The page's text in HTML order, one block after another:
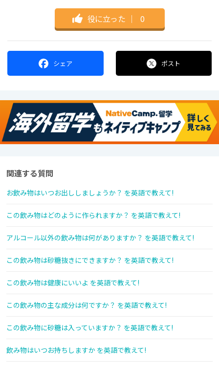
役に立った ｜ 0
シェア ポスト
関連する質問
お飲み物はいつお出ししましょうか？ を英語で教えて!
この飲み物はどのように作られますか？ を英語で教えて!
アルコール以外の飲み物は何がありますか？ を英語で教えて!
この飲み物は砂糖抜きにできますか？ を英語で教えて!
この飲み物は健康にいいよ を英語で教えて!
この飲み物の主な成分は何ですか？ を英語で教えて!
この飲み物に砂糖は入っていますか？ を英語で教えて!
飲み物はいつお持ちしますか を英語で教えて!